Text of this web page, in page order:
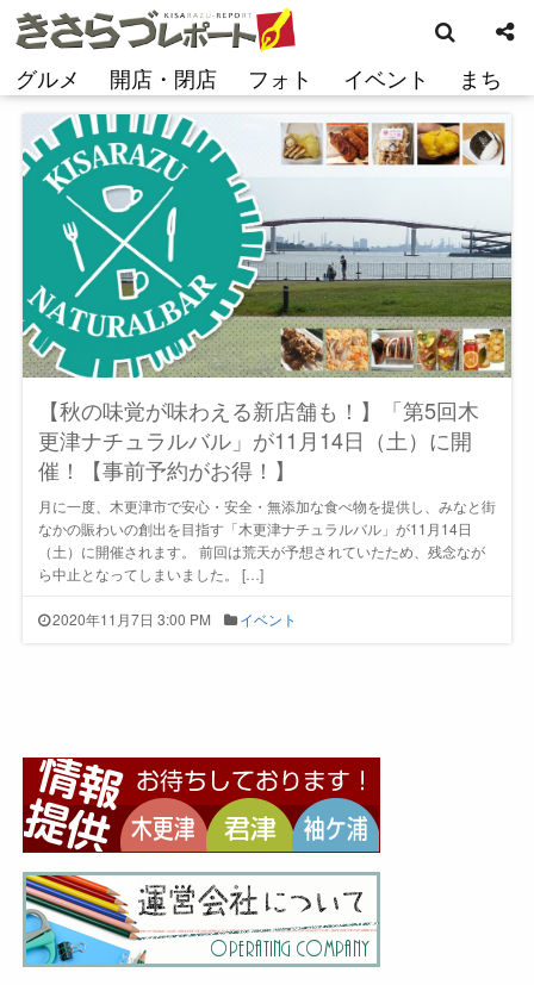
コ
ン
ン
グルメ 開店・閉店 フォト イベント まち
索
【秋の味覚が味わえる新店舗も！】「第5回木
更津ナチュラルバル」が11月14日（土）に開
催！【事前予約がお得！】
月に一度、木更津市で安心・安全・無添加な食べ物を提供し、みなと街
なかの賑わいの創出を目指す「木更津ナチュラルバル」が11月14日
（土）に開催されます。 前回は荒天が予想されていたため、残念なが
ら中止となってしまいました。 […]
2020年11月7日 3:00 PM イベント